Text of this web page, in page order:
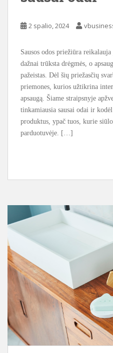
2 spalio, 2024
Sausos odos priežiūra
dažnai trūksta drėgmės, o
pažeistas. Dėl šių priežasčių
priemones, kurios užtikrina
apsaugą. Šiame straipsnyje
tinkamiausia sausai odai ir
produktus, ypač tuos, kurie
parduotuvėje. […]